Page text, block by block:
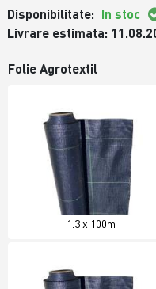
Disponibilitate: In stoc
Livrare estimata:
Folie Agrotextil
1.3 x 100m